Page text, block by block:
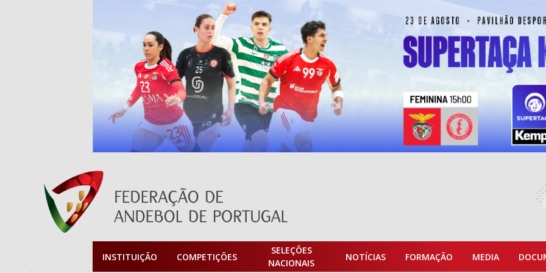
INSTITUIÇÃO COMPETIÇÕES
SELEÇÕES
NACIONAIS
NOTÍCIAS FORMAÇÃO MEDIA